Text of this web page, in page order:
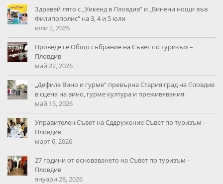
Здравей лято с „Уикенд в Пловдив“ и „Винени нощи във
Филипополис“ на 3, 4 и 5 юли
юли 2, 2026
Проведе се Общо събрание на Съвет по туризъм –
Пловдив
май 22, 2026
„Дефиле Вино и гурме“ превърна Стария град на Пловдив
в сцена на вино, гурме култура и преживявания.
май 15, 2026
Управителен Съвет на Сддружение Съвет по туризъм –
Пловдив
март 6, 2026
27 години от основаването на Съвет по туризъм –
Пловдив
януари 28, 2026